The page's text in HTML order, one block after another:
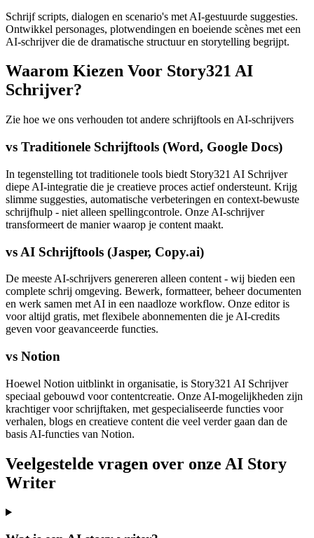
Schrijf scripts, dialogen en scenario's met AI-gestuurde suggesties.
Ontwikkel personages, plotwendingen en boeiende scènes met een
AI-schrijver die de dramatische structuur en storytelling begrijpt.
Waarom Kiezen Voor Story321 AI
Schrijver?
Zie hoe we ons verhouden tot andere schrijftools en AI-schrijvers
vs Traditionele Schrijftools (Word, Google Docs)
In tegenstelling tot traditionele tools biedt Story321 AI Schrijver
diepe AI-integratie die je creatieve proces actief ondersteunt. Krijg
slimme suggesties, automatische verbeteringen en context-bewuste
schrijfhulp - niet alleen spellingcontrole. Onze AI-schrijver
transformeert de manier waarop je content maakt.
vs AI Schrijftools (Jasper, Copy.ai)
De meeste AI-schrijvers genereren alleen content - wij bieden een
complete schrij omgeving. Bewerk, formatteer, beheer documenten
en werk samen met AI in een naadloze workflow. Onze editor is
voor altijd gratis, met flexibele abonnementen die je AI-credits
geven voor geavanceerde functies.
vs Notion
Hoewel Notion uitblinkt in organisatie, is Story321 AI Schrijver
speciaal gebouwd voor contentcreatie. Onze AI-mogelijkheden zijn
krachtiger voor schrijftaken, met gespecialiseerde functies voor
verhalen, blogs en creatieve content die veel verder gaan dan de
basis AI-functies van Notion.
Veelgestelde vragen over onze AI Story
Writer